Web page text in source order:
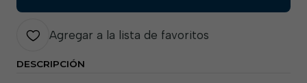
Agregar a la lista de favoritos
DESCRIPCIÓN